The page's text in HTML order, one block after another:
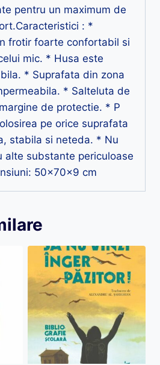
pentru un maximum de
: *
frotir foarte confortabil si
mic. * Husa este
* Suprafata din zona
* Salteluta de
de protectie. * P
pe orice suprafata
stabila si neteda. * Nu
alte substante periculoase
50x70x9 cm